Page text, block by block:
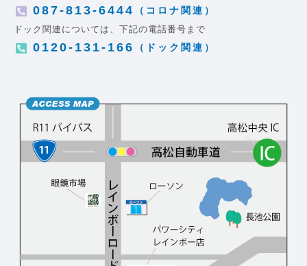
087-813-6444 （コロナ関連）
ドック関連については、下記の電話番号まで
0120-131-166 （ドック関連）